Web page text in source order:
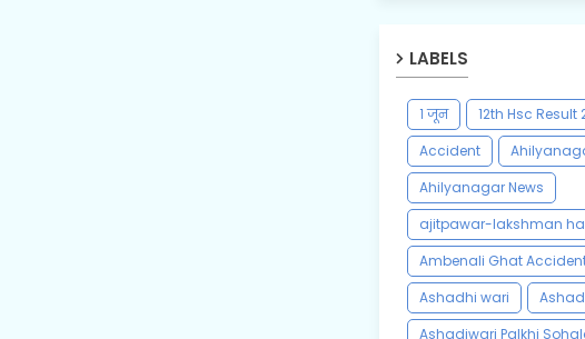
LABELS
१ जून
12th Hsc Result
Accident
Ahilyanagar News
ajitpawar-lakshman
Ambenali Ghat
Ashadhi wari
Ashadiwari Palkhi